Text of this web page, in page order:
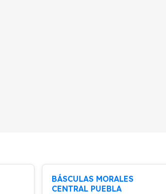
BÁSCULAS MORALES
CENTRAL PUEBLA